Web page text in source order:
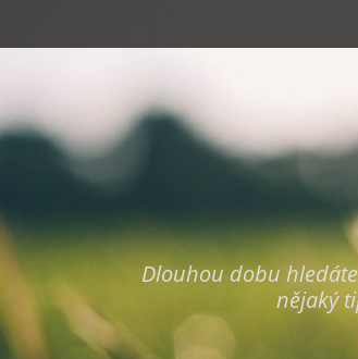
Dlouhou dobu
nějaký